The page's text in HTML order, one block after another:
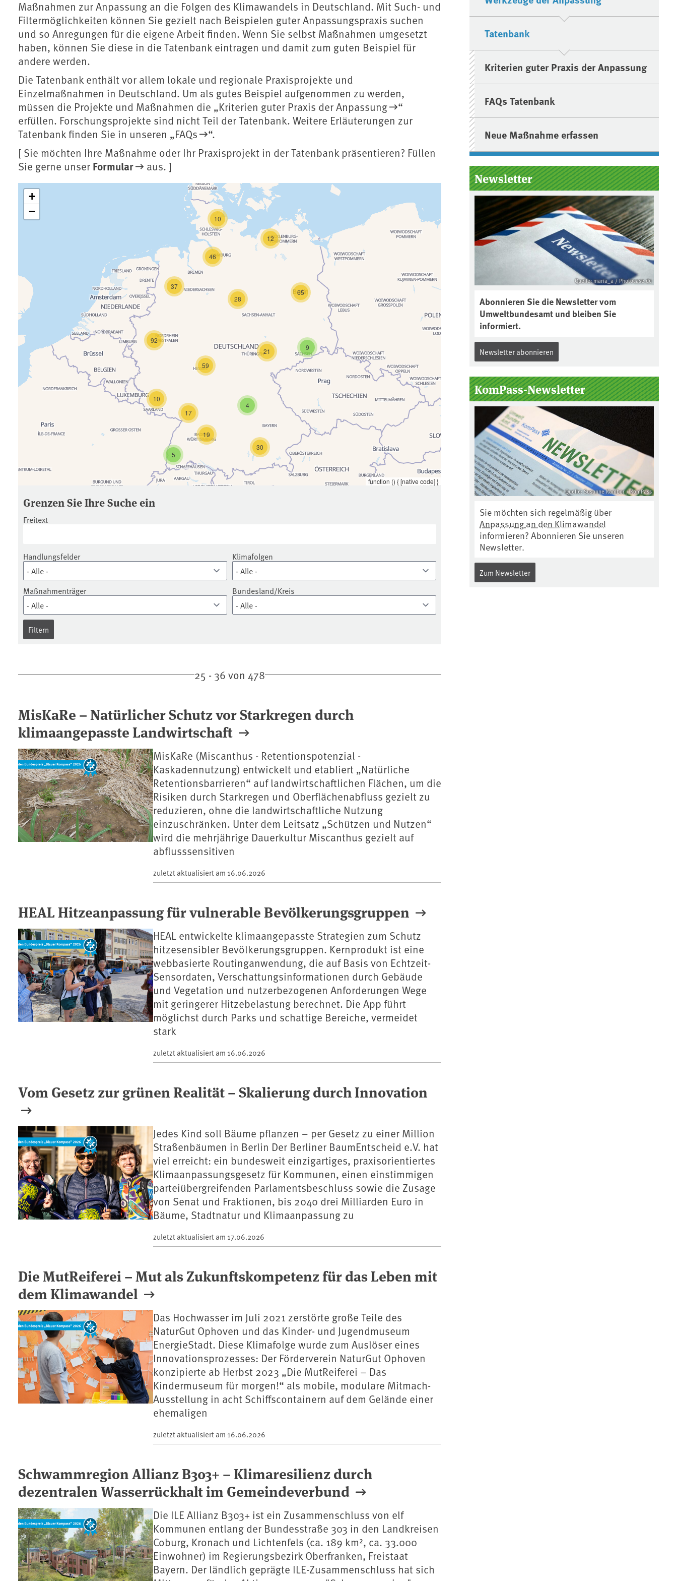
Maßnahmen zur Anpassung an die Folgen des Klimawandels in Deutschland. Mit Such- und
Filtermöglichkeiten können Sie gezielt nach Beispielen guter Anpassungspraxis suchen
und so Anregungen für die eigene Arbeit finden. Wenn Sie selbst Maßnahmen umgesetzt
haben, können Sie diese in die Tatenbank eintragen und damit zum guten Beispiel für
andere werden.
Die Tatenbank enthält vor allem lokale und regionale Praxisprojekte und
Einzelmaßnahmen in Deutschland. Um als gutes Beispiel aufgenommen zu werden,
müssen die Projekte und Maßnahmen die „Kriterien guter Praxis der Anpassung
“
erfüllen. Forschungsprojekte sind nicht Teil der Tatenbank. Weitere Erläuterungen zur
Tatenbank finden Sie in unseren „FAQs
“.
[ Sie möchten Ihre Maßnahme oder Ihr Praxisprojekt in der Tatenbank präsentieren? Füllen
Sie gerne unser Formular aus. ]
Tatenbank
5
30
4
19
17
10
59
92
10
46
37
9
12
28
21
65
+
−
function () { [native code] }
Grenzen Sie Ihre Suche ein
Freitext
Handlungsfelder Klimafolgen
Maßnahmenträger Bundesland/Kreis
25 - 36 von 478
MisKaRe – Natürlicher Schutz vor Starkregen durch
klimaangepasste Landwirtschaft
MisKaRe (Miscanthus - Retentionspotenzial -
Kaskadennutzung) entwickelt und etabliert „Natürliche
Retentionsbarrieren“ auf landwirtschaftlichen Flächen, um die
Risiken durch Starkregen und Oberflächenabfluss gezielt zu
reduzieren, ohne die landwirtschaftliche Nutzung
einzuschränken. Unter dem Leitsatz „Schützen und Nutzen“
wird die mehrjährige Dauerkultur Miscanthus gezielt auf
abflusssensitiven
zuletzt aktualisiert am 16.06.2026
HEAL Hitzeanpassung für vulnerable Bevölkerungsgruppen
HEAL entwickelte klimaangepasste Strategien zum Schutz
hitzesensibler Bevölkerungsgruppen. Kernprodukt ist eine
webbasierte Routinganwendung, die auf Basis von Echtzeit-
Sensordaten, Verschattungsinformationen durch Gebäude
und Vegetation und nutzerbezogenen Anforderungen Wege
mit geringerer Hitzebelastung berechnet. Die App führt
möglichst durch Parks und schattige Bereiche, vermeidet
stark
zuletzt aktualisiert am 16.06.2026
Vom Gesetz zur grünen Realität – Skalierung durch Innovation
Jedes Kind soll Bäume pflanzen – per Gesetz zu einer Million
Straßenbäumen in Berlin Der Berliner BaumEntscheid e.V. hat
viel erreicht: ein bundesweit einzigartiges, praxisorientiertes
Klimaanpassungsgesetz für Kommunen, einen einstimmigen
parteiübergreifenden Parlamentsbeschluss sowie die Zusage
von Senat und Fraktionen, bis 2040 drei Milliarden Euro in
Bäume, Stadtnatur und Klimaanpassung zu
zuletzt aktualisiert am 17.06.2026
Die MutReiferei – Mut als Zukunftskompetenz für das Leben mit
dem Klimawandel
Das Hochwasser im Juli 2021 zerstörte große Teile des
NaturGut Ophoven und das Kinder- und Jugendmuseum
EnergieStadt. Diese Klimafolge wurde zum Auslöser eines
Innovationsprozesses: Der Förderverein NaturGut Ophoven
konzipierte ab Herbst 2023 „Die MutReiferei – Das
Kindermuseum für morgen!“ als mobile, modulare Mitmach-
Ausstellung in acht Schiffscontainern auf dem Gelände einer
ehemaligen
zuletzt aktualisiert am 16.06.2026
Schwammregion Allianz B303+ – Klimaresilienz durch
dezentralen Wasserrückhalt im Gemeindeverbund
Die ILE Allianz B303+ ist ein Zusammenschluss von elf
Kommunen entlang der Bundesstraße 303 in den Landkreisen
Coburg, Kronach und Lichtenfels (ca. 189 km², ca. 33.000
Einwohner) im Regierungsbezirk Oberfranken, Freistaat
Bayern. Der ländlich geprägte ILE-Zusammenschluss hat sich
Tatenbank
Kriterien guter Praxis der Anpassung
FAQs Tatenbank
Neue Maßnahme erfassen
Newsletter
Quelle: maria_a / Photocase.de
Abonnieren Sie die Newsletter vom
Umweltbundesamt und bleiben Sie
informiert.
Newsletter abonnieren
KomPass-Newsletter
Quelle: Susanne Kambor / KomPass
Sie möchten sich regelmäßig über
Anpassung an den Klimawandel
informieren? Abonnieren Sie unseren
Newsletter.
Zum Newsletter